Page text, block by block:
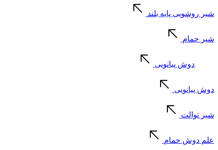
شیر روشویی پایه بلند
شیر حمام
دوش پیانویی
دوش پیانویی
شیر توالت
علم دوش حمام